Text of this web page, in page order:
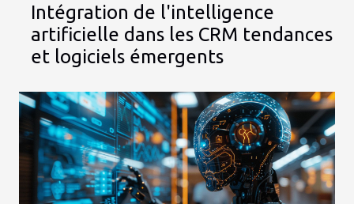
Intégration de l'intelligence
artificielle dans les CRM tendances
et logiciels émergents